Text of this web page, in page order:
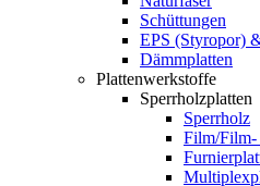
Schüttungen
EPS (Styropor)
Dämmplatten
Plattenwerkstoffe
Sperrholzplatten
Sperrholz
Film/Film-